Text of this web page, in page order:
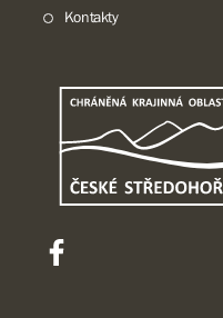
Kontakty